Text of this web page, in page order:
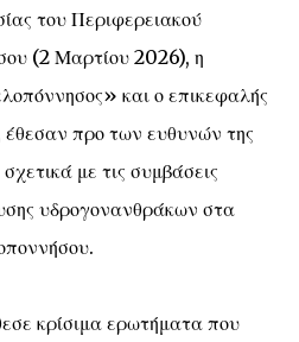
του Περιφερειακού
(2 Μαρτίου 2026), η
και ο επικεφαλής
προ των ευθυνών της
με τις συμβάσεις
υδρογονανθράκων στα
κρίσιμα ερωτήματα που